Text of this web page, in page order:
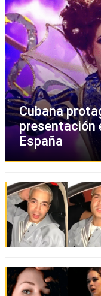
Cubana
presentación
España